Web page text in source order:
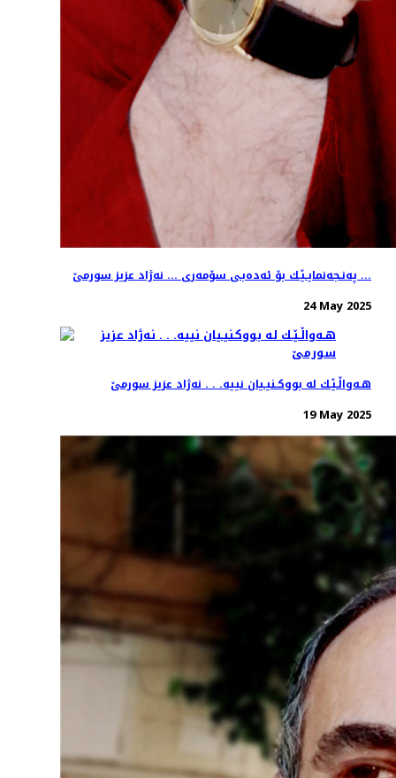
په‌نـجه‌نمایـێـك بۆ ئه‌ده‌بـی سۆمه‌ری ... نه‌ژاد عزیز سورمێ ...
24 May 2025
هـه‌واڵـێـك له‌ بووكـنیـیان نییه‌. . . نه‌ژاد عزیز سورمێ
19 May 2025